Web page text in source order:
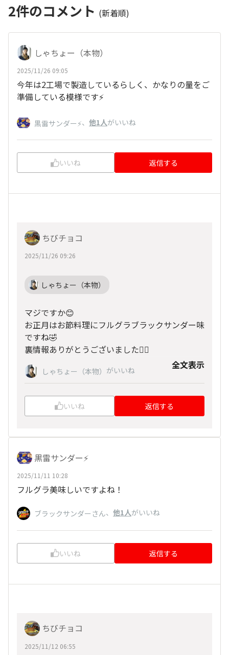
2件のコメント (新着順)
しゃちょー（本物）
2025/11/26 09:05
今年は2工場で製造しているらしく、かなりの量をご
準備している模様です⚡️
黒雷サンダー⚡️、 他1人がいいね
いいね 返信する
ちびチョコ
2025/11/26 09:26
しゃちょー（本物）
マジですか😊
お正月はお節料理にフルグラブラックサンダー味
ですね🤣
裏情報ありがとうございました🙇‍♂️
しゃちょー（本物） がいいね 全文表示
いいね 返信する
黒雷サンダー⚡️
2025/11/11 10:28
フルグラ美味しいですよね！
ブラックサンダーさん、 他1人がいいね
いいね 返信する
ちびチョコ
2025/11/12 06:55